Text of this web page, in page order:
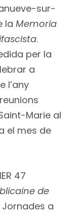
sur-
la Memoria
.
per la
a
l’any
Marie al
el mes de
47
de
a